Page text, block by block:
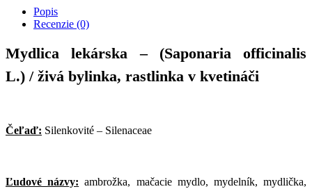
Popis
Recenzie (0)
Mydlica lekárska – (Saponaria officinalis
L.) / živá bylinka, rastlinka v kvetináči
Čeľaď: Silenkovité – Silenaceae
Ľudové názvy: ambrožka, mačacie mydlo, mydelník, mydlička,